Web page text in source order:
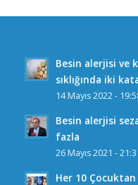
Besin alerjisi ve
sıklığında iki
14 Mayıs 2022 -
Besin alerjisi
fazla
26 Mayıs 2021 -
Her 10